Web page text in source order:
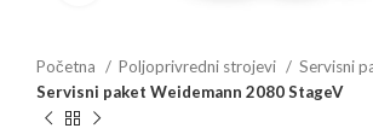
Početna Poljoprivredni strojevi
Servisni
Servisni paket Weidemann 2080 StageV